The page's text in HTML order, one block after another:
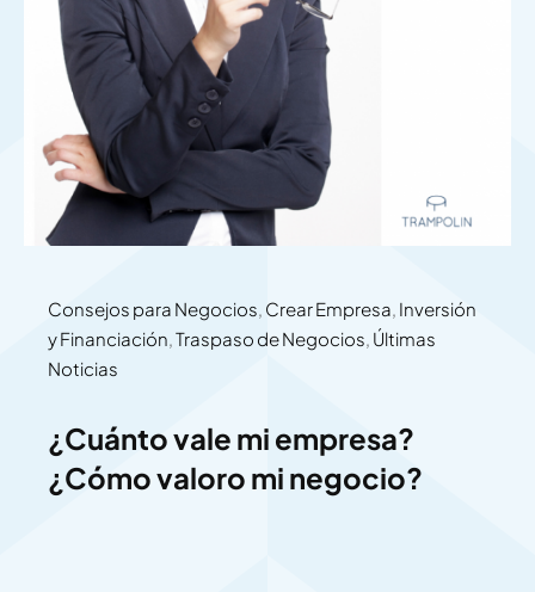
Consejos para Negocios Crear Empresa Inversión
y Financiación Traspaso de Negocios Últimas
Noticias
¿Cuánto vale mi empresa?
¿Cómo valoro mi negocio?